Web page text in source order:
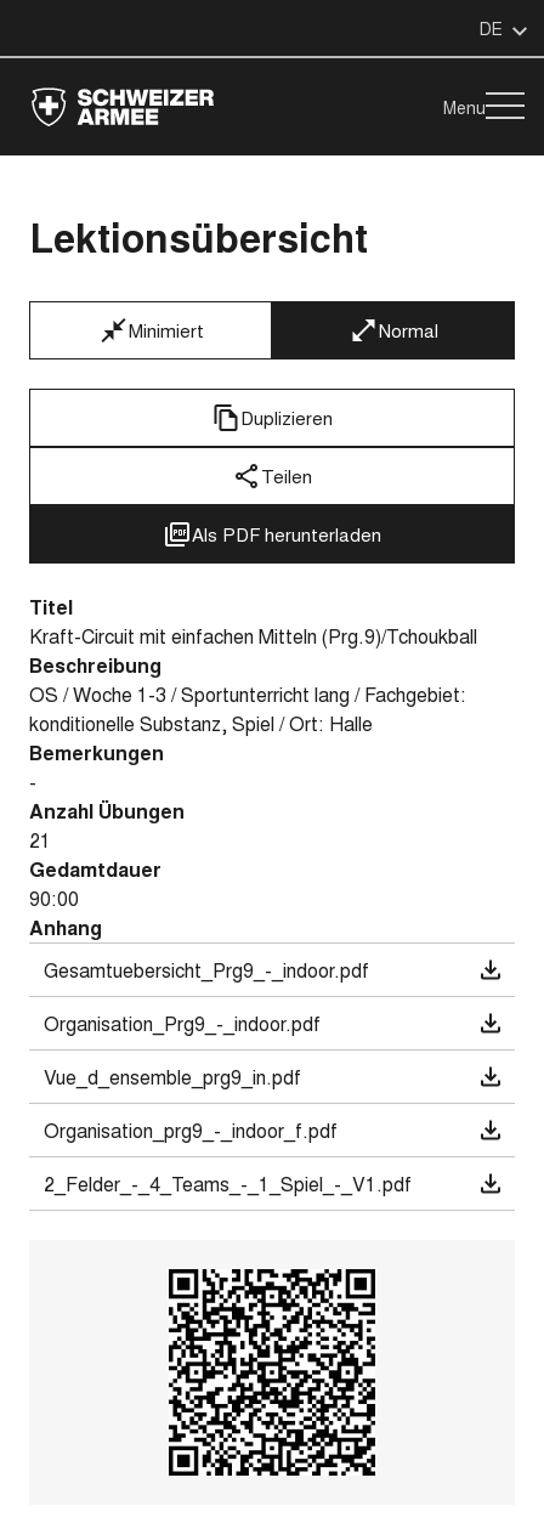
DE
Menu
Lektionsübersicht
Minimiert Normal
Duplizieren
Teilen
Als PDF herunterladen
Titel
Kraft-Circuit mit einfachen Mitteln (Prg.9)/Tchoukball
Beschreibung
OS / Woche 1-3 / Sportunterricht lang / Fachgebiet:
konditionelle Substanz, Spiel / Ort: Halle
Bemerkungen
-
Anzahl Übungen
21
Gedamtdauer
90:00
Anhang
Gesamtuebersicht_Prg9_-_indoor.pdf
Organisation_Prg9_-_indoor.pdf
Vue_d_ensemble_prg9_in.pdf
Organisation_prg9_-_indoor_f.pdf
2_Felder_-_4_Teams_-_1_Spiel_-_V1.pdf